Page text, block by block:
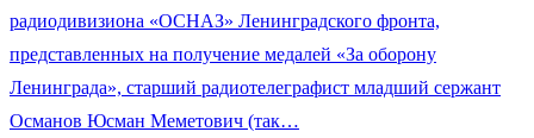
радиодивизиона «ОСНАЗ» Ленинградского фронта,
представленных на получение медалей «За оборону
Ленинграда», старший радиотелеграфист младший сержант
Османов Юсман Меметович (так…